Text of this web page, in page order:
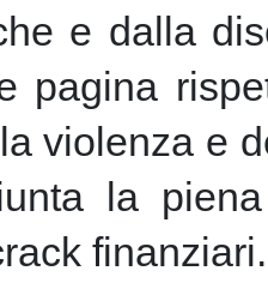
e dalla
pagina
violenza e
la
finanziari.